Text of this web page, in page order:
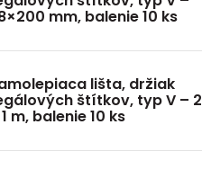
mm, balenie 10 ks
lišta, držiak
štítkov, typ V –
m, balenie 10 ks